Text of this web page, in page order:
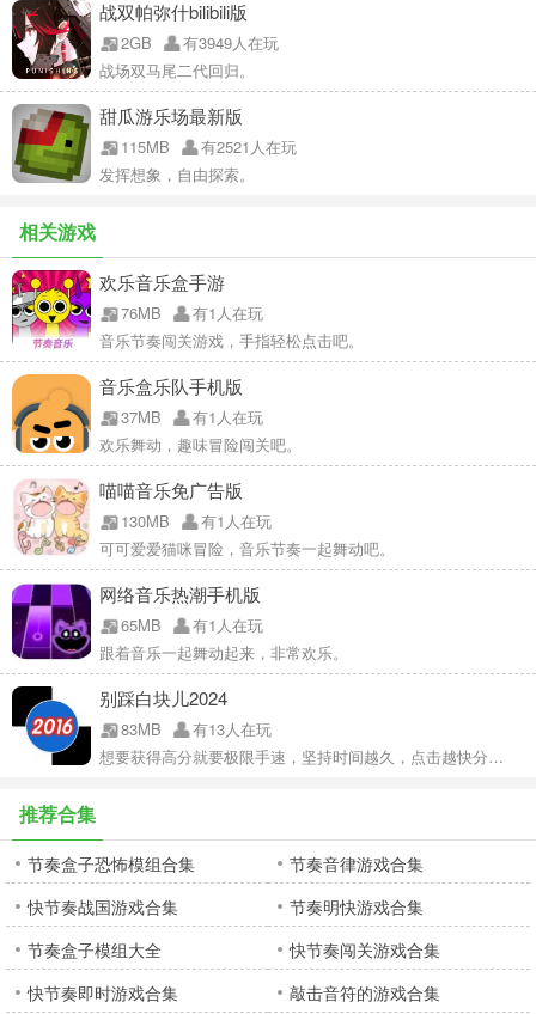
战双帕弥什bilibili版
2GB
有3949人在玩
战场双马尾二代回归。
甜瓜游乐场最新版
115MB
有2521人在玩
发挥想象，自由探索。
相关游戏
欢乐音乐盒手游
76MB
有1人在玩
音乐节奏闯关游戏，手指轻松点击吧。
音乐盒乐队手机版
37MB
有1人在玩
欢乐舞动，趣味冒险闯关吧。
喵喵音乐免广告版
130MB
有1人在玩
可可爱爱猫咪冒险，音乐节奏一起舞动吧。
网络音乐热潮手机版
65MB
有1人在玩
跟着音乐一起舞动起来，非常欢乐。
别踩白块儿2024
83MB
有13人在玩
想要获得高分就要极限手速，坚持时间越久，点击越快分数越高哦~
推荐合集
节奏盒子恐怖模组合集
节奏音律游戏合集
快节奏战国游戏合集
节奏明快游戏合集
节奏盒子模组大全
快节奏闯关游戏合集
快节奏即时游戏合集
敲击音符的游戏合集